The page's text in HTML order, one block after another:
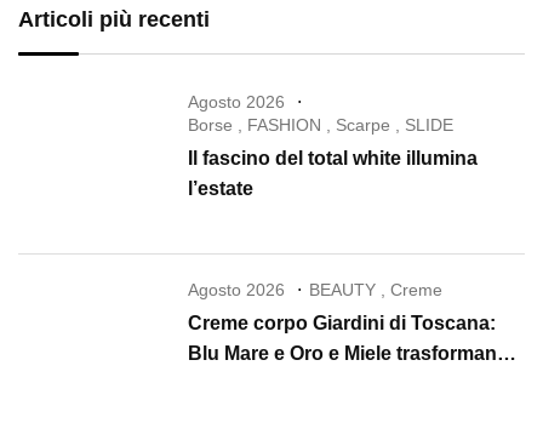
Articoli più recenti
Agosto 2026
Borse , FASHION , Scarpe , SLIDE
Il fascino del total white illumina
l’estate
Agosto 2026 BEAUTY ,Creme
Creme corpo Giardini di Toscana:
Blu Mare e Oro e Miele trasformano